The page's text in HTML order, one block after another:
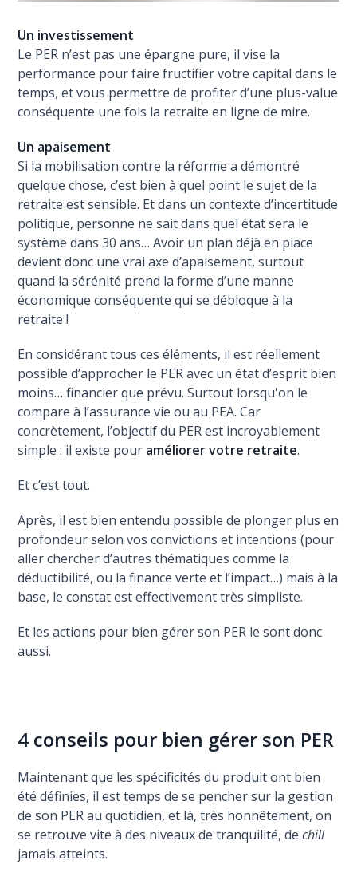
Un investissement
Le PER n’est pas une épargne pure, il vise la
performance pour faire fructifier votre capital dans le
temps, et vous permettre de profiter d’une plus-value
conséquente une fois la retraite en ligne de mire.
Un apaisement
Si la mobilisation contre la réforme a démontré
quelque chose, c’est bien à quel point le sujet de la
retraite est sensible. Et dans un contexte d’incertitude
politique, personne ne sait dans quel état sera le
système dans 30 ans… Avoir un plan déjà en place
devient donc une vrai axe d’apaisement, surtout
quand la sérénité prend la forme d’une manne
économique conséquente qui se débloque à la
retraite !
En considérant tous ces éléments, il est réellement
possible d’approcher le PER avec un état d’esprit bien
moins… financier que prévu. Surtout lorsqu'on le
compare à l’assurance vie ou au PEA. Car
concrètement, l’objectif du PER est incroyablement
simple : il existe pour améliorer votre retraite.
Et c’est tout.
Après, il est bien entendu possible de plonger plus en
profondeur selon vos convictions et intentions (pour
aller chercher d’autres thématiques comme la
déductibilité, ou la finance verte et l’impact…) mais à la
base, le constat est effectivement très simpliste.
Et les actions pour bien gérer son PER le sont donc
aussi.
4 conseils pour bien gérer son PER
Maintenant que les spécificités du produit ont bien
été définies, il est temps de se pencher sur la gestion
de son PER au quotidien, et là, très honnêtement, on
se retrouve vite à des niveaux de tranquilité, dechill
jamais atteints.